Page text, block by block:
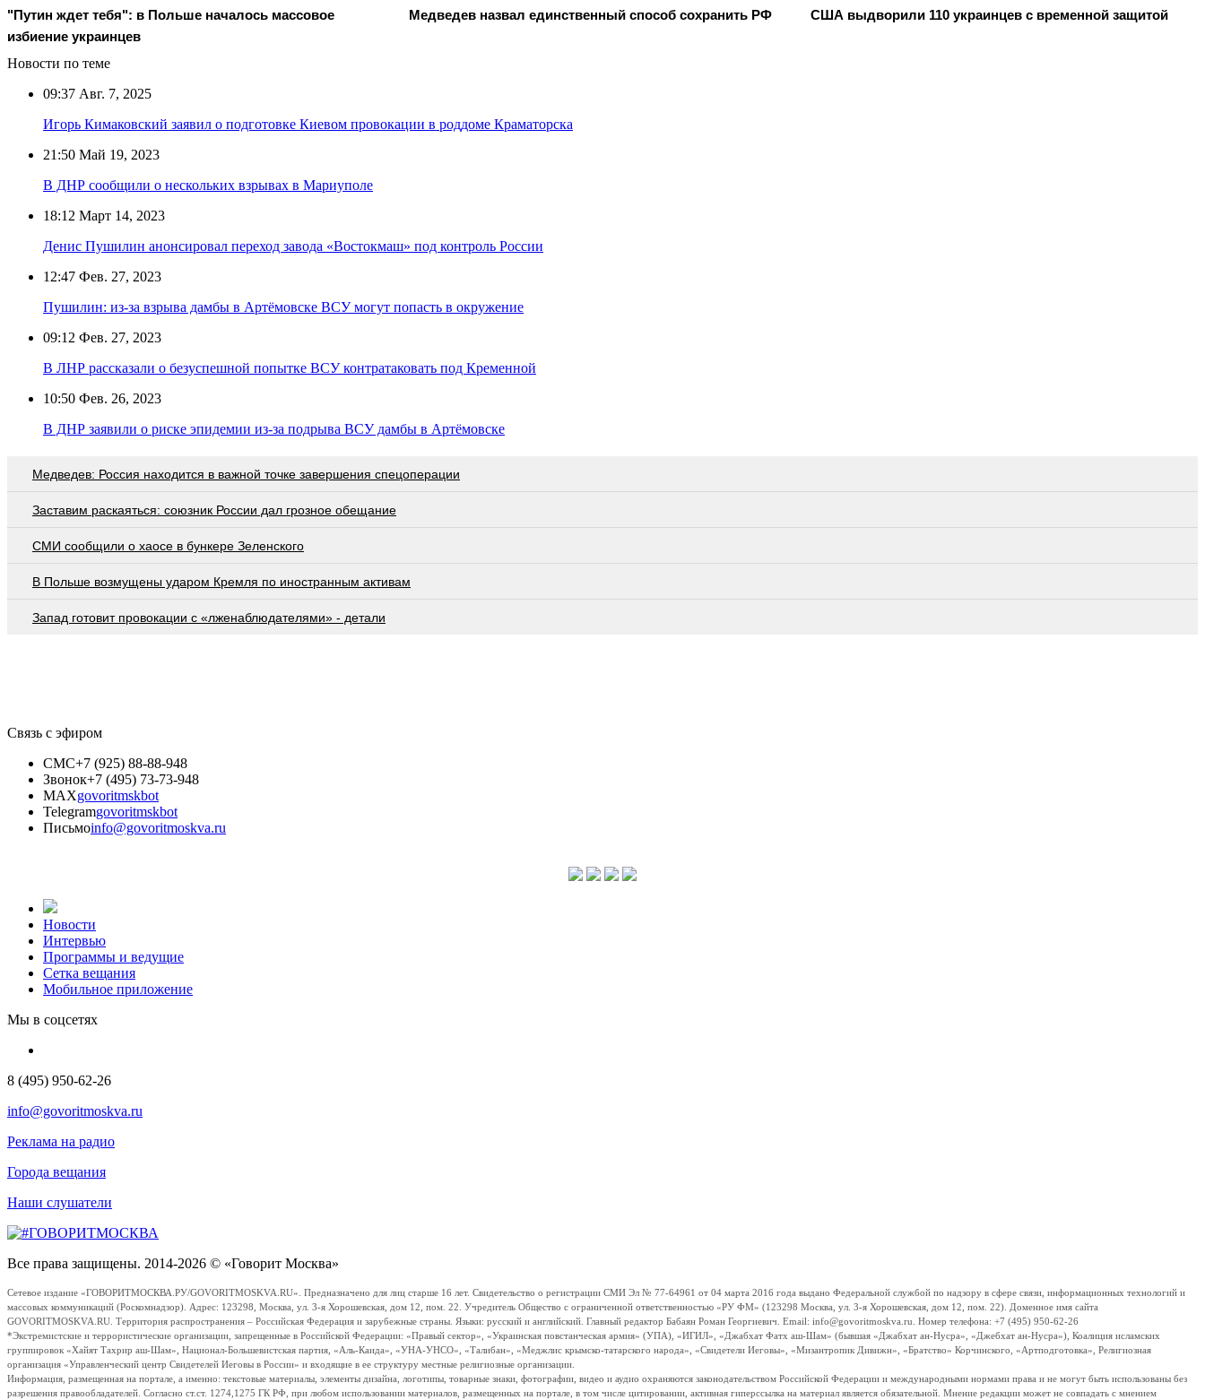
"Путин ждет тебя": в Польше началось массовое
избиение украинцев
Медведев назвал единственный способ сохранить РФ США выдворили 110 украинцев с временной защитой
Новости по теме
09:37 Авг. 7, 2025
Игорь Кимаковский заявил о подготовке Киевом провокации в роддоме Краматорска
21:50 Май 19, 2023
В ДНР сообщили о нескольких взрывах в Мариуполе
18:12 Март 14, 2023
Денис Пушилин анонсировал переход завода «Востокмаш» под контроль России
12:47 Фев. 27, 2023
Пушилин: из-за взрыва дамбы в Артёмовске ВСУ могут попасть в окружение
09:12 Фев. 27, 2023
В ЛНР рассказали о безуспешной попытке ВСУ контратаковать под Кременной
10:50 Фев. 26, 2023
В ДНР заявили о риске эпидемии из-за подрыва ВСУ дамбы в Артёмовске
Медведев: Россия находится в важной точке завершения спецоперации
Заставим раскаяться: союзник России дал грозное обещание
СМИ сообщили о хаосе в бункере Зеленского
В Польше возмущены ударом Кремля по иностранным активам
Запад готовит провокации с «лженаблюдателями» - детали
Связь с эфиром
СМС+7 (925) 88-88-948
Звонок+7 (495) 73-73-948
MAXgovoritmskbot
Telegramgovoritmskbot
Письмоinfo@govoritmoskva.ru
Новости
Интервью
Программы и ведущие
Сетка вещания
Мобильное приложение
Мы в соцсетях
8 (495) 950-62-26
info@govoritmoskva.ru
Реклама на радио
Города вещания
Наши слушатели
Все права защищены. 2014-2026 © «Говорит Москва»
Сетевое издание «ГОВОРИТМОСКВА.РУ/GOVORITMOSKVA.RU». Предназначено для лиц старше 16 лет. Свидетельство о регистрации СМИ Эл № 77-64961 от 04 марта 2016 года выдано Федеральной службой по надзору в сфере связи, информационных технологий и
массовых коммуникаций (Роскомнадзор). Адрес: 123298, Москва, ул. 3-я Хорошевская, дом 12, пом. 22. Учредитель Общество с ограниченной ответственностью «РУ ФМ» (123298 Москва, ул. 3-я Хорошевская, дом 12, пом. 22). Доменное имя сайта
GOVORITMOSKVA.RU. Территория распространения – Российская Федерация и зарубежные страны. Языки: русский и английский. Главный редактор Бабаян Роман Георгиевич. Email: info@govoritmoskva.ru. Номер телефона: +7 (495) 950-62-26
*Экстремистские и террористические организации, запрещенные в Российской Федерации: «Правый сектор», «Украинская повстанческая армия» (УПА), «ИГИЛ», «Джабхат Фатх аш-Шам» (бывшая «Джабхат ан-Нусра», «Джебхат ан-Нусра»), Коалиция исламских
группировок «Хайят Тахрир аш-Шам», Национал-Большевистская партия, «Аль-Каида», «УНА-УНСО», «Талибан», «Меджлис крымско-татарского народа», «Свидетели Иеговы», «Мизантропик Дивижн», «Братство» Корчинского, «Артподготовка», Религиозная
организация «Управленческий центр Свидетелей Иеговы в России» и входящие в ее структуру местные религиозные организации.
Информация, размещенная на портале, а именно: текстовые материалы, элементы дизайна, логотипы, товарные знаки, фотографии, видео и аудио охраняются законодательством Российской Федерации и международными нормами права и не могут быть использованы без
разрешения правообладателей. Согласно ст.ст. 1274,1275 ГК РФ, при любом использовании материалов, размещенных на портале, в том числе цитировании, активная гиперссылка на материал является обязательной. Мнение редакции может не совпадать с мнением